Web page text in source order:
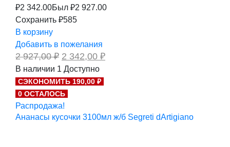
₽2 342.00Был ₽2 927.00
Сохранить ₽585
В корзину
Добавить в пожелания
2 927,00₽ Первоначальная
цена
составляла
2
927,00 ₽.
2 342,00 ₽Текущая
цена:
В наличии 1 Доступно
СЭКОНОМИТЬ 190,00 ₽
0 ОСТАЛОСЬ
Распродажа!
Ананасы кусочки 3100мл ж/б Segreti dArtigiano